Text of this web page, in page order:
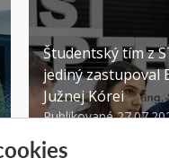
Študentský tím z
jediný zastupoval
Južnej Kórei
Publikované